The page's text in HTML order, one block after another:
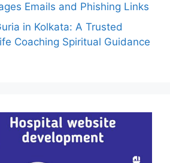
Emails and Phishing Links
in Kolkata: A Trusted
Coaching Spiritual Guidance